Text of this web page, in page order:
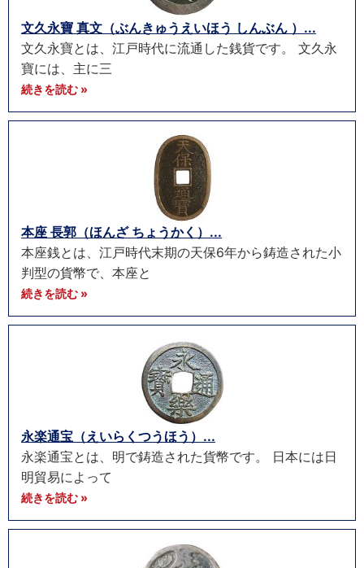
文久永寶 真文（ぶんきゅうえいほう しんぶん ）...
文久永寶とは、江戸時代に流通した銭貨です。 文久永
寶には、主に三
続きを読む »
本座 長郭（ほんざ ちょうかく）...
本座銭とは、江戸時代末期の天保6年から鋳造された小
判型の貨幣で、本座と
続きを読む »
永楽通宝（えいらくつうほう）...
永楽通宝とは、明で鋳造された貨幣です。 日本には日
明貿易によって
続きを読む »